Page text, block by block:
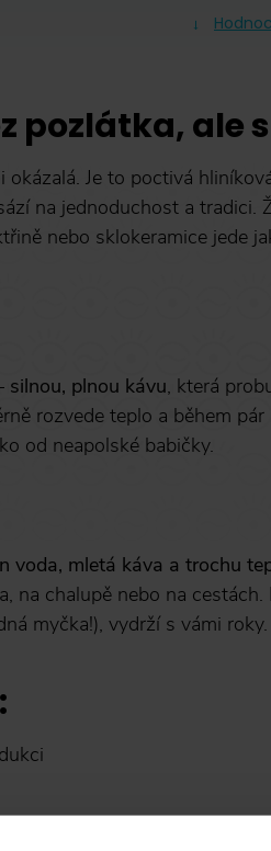
pozlátka, ale
okázalá. Je to poctivá
na jednoduchost a tradici.
nebo sklokeramice jede
silnou, plnou kávu, která
rozvede teplo a během
od neapolské babičky.
voda, mletá káva a trochu
na chalupě nebo na cestách.
myčka!), vydrží s vámi roky.